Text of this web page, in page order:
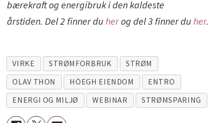
bærekraft og energibruk i den kaldeste
årstiden. Del 2 finner du herog del 3 finner du her.
VIRKE STRØMFORBRUK
STRØM
OLAV THON
HÖEGH EIENDOM
ENTRO
ENERGI OG MILJØ
WEBINAR STRØMSPARING